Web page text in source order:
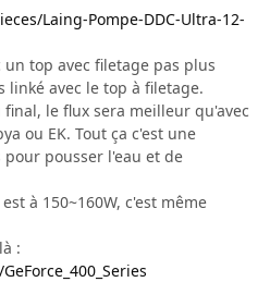
Laing-Pompe-DDC-Ultra-12-
un top avec filetage pas plus
linké avec le top à filetage.
le flux sera meilleur qu'avec
ou EK. Tout ça c'est une
pousser l'eau et de
à 150~160W, c'est même
: